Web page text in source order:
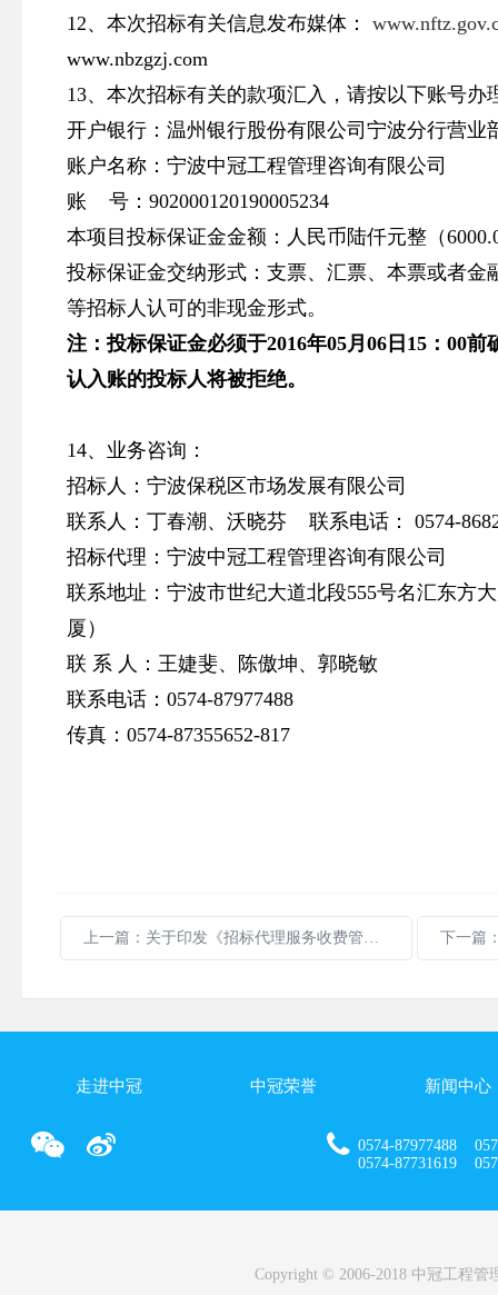
12、本次招标有关信息发布媒体：
www.nbzgzj.com
13、本次招标有关的款项汇入，请按以下账号办
开户银行：温州银行股份有限公司宁波分行营
账户名称：宁波中冠工程管理咨询有限公司
账 号：902000120190005234
本项目投标保证金金额：人民币陆仟元整（
投标保证金交纳形式：支票、汇票、本票或者金
等招标人认可的非现金形式。
注：投标保证金必须于2016年05月 06 日 15 ： 00前
认入账的投标人将被拒绝。
14、业务咨询：
招标人：宁波保税区市场发展有限公司
联系人：丁春潮、沃晓芬 联系电话： 0574-
招标代理：宁波中冠工程管理咨询有限公司
联系地址：宁波市世纪大道北段555号名汇东方
厦）
联 系 人：王婕斐、陈傲坤、郭晓敏
联系电话：0574-87977488
传真：0574-87355652-817
上一篇：关于印发《招标代理服务收费管理暂行办法》的通知
走进中冠 中冠荣誉 新闻中心
0574-87977488
0574-87731619
Copyright © 2006-2018 中冠工程管